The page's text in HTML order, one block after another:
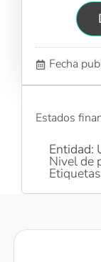
Fecha
Estados
Entidad:
Nivel de